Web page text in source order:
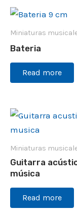
Miniaturas
Bateria
Read more
Miniaturas
Guitarra
música
Read more